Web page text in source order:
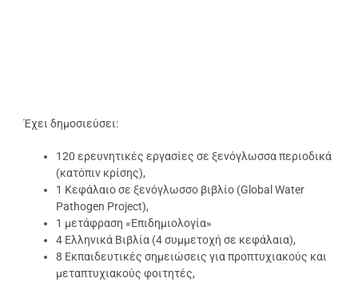
Έχει δημοσιεύσει:
120 ερευνητικές εργασίες σε ξενόγλωσσα περιοδικά
(κατόπιν κρίσης),
1 Κεφάλαιο σε ξενόγλωσσο βιβλίο (Global Water
Pathogen Project),
1 μετάφραση «Επιδημιολογία»
4 Ελληνικά Βιβλία (4 συμμετοχή σε κεφάλαια),
8 Εκπαιδευτικές σημειώσεις για προπτυχιακούς και
μεταπτυχιακούς φοιτητές,